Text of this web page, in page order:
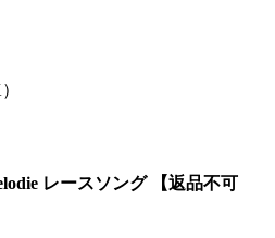
レースソング 【返品不可